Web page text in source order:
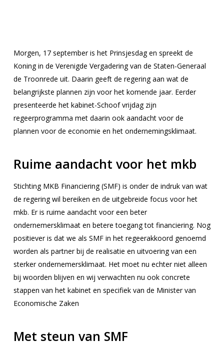
Morgen, 17 september is het Prinsjesdag en spreekt de
Koning in de Verenigde Vergadering van de Staten-Generaal
de Troonrede uit. Daarin geeft de regering aan wat de
belangrijkste plannen zijn voor het komende jaar. Eerder
presenteerde het kabinet-Schoof vrijdag zijn
regeerprogramma met daarin ook aandacht voor de
plannen voor de economie en het ondernemingsklimaat.
Ruime aandacht voor het mkb
Stichting MKB Financiering (SMF) is onder de indruk van wat
de regering wil bereiken en de uitgebreide focus voor het
mkb. Er is ruime aandacht voor een beter
ondernemersklimaat en betere toegang tot financiering. Nog
positiever is dat we als SMF in het regeerakkoord genoemd
worden als partner bij de realisatie en uitvoering van een
sterker ondernemersklimaat. Het moet nu echter niet alleen
bij woorden blijven en wij verwachten nu ook concrete
stappen van het kabinet en specifiek van de Minister van
Economische Zaken
Met steun van SMF